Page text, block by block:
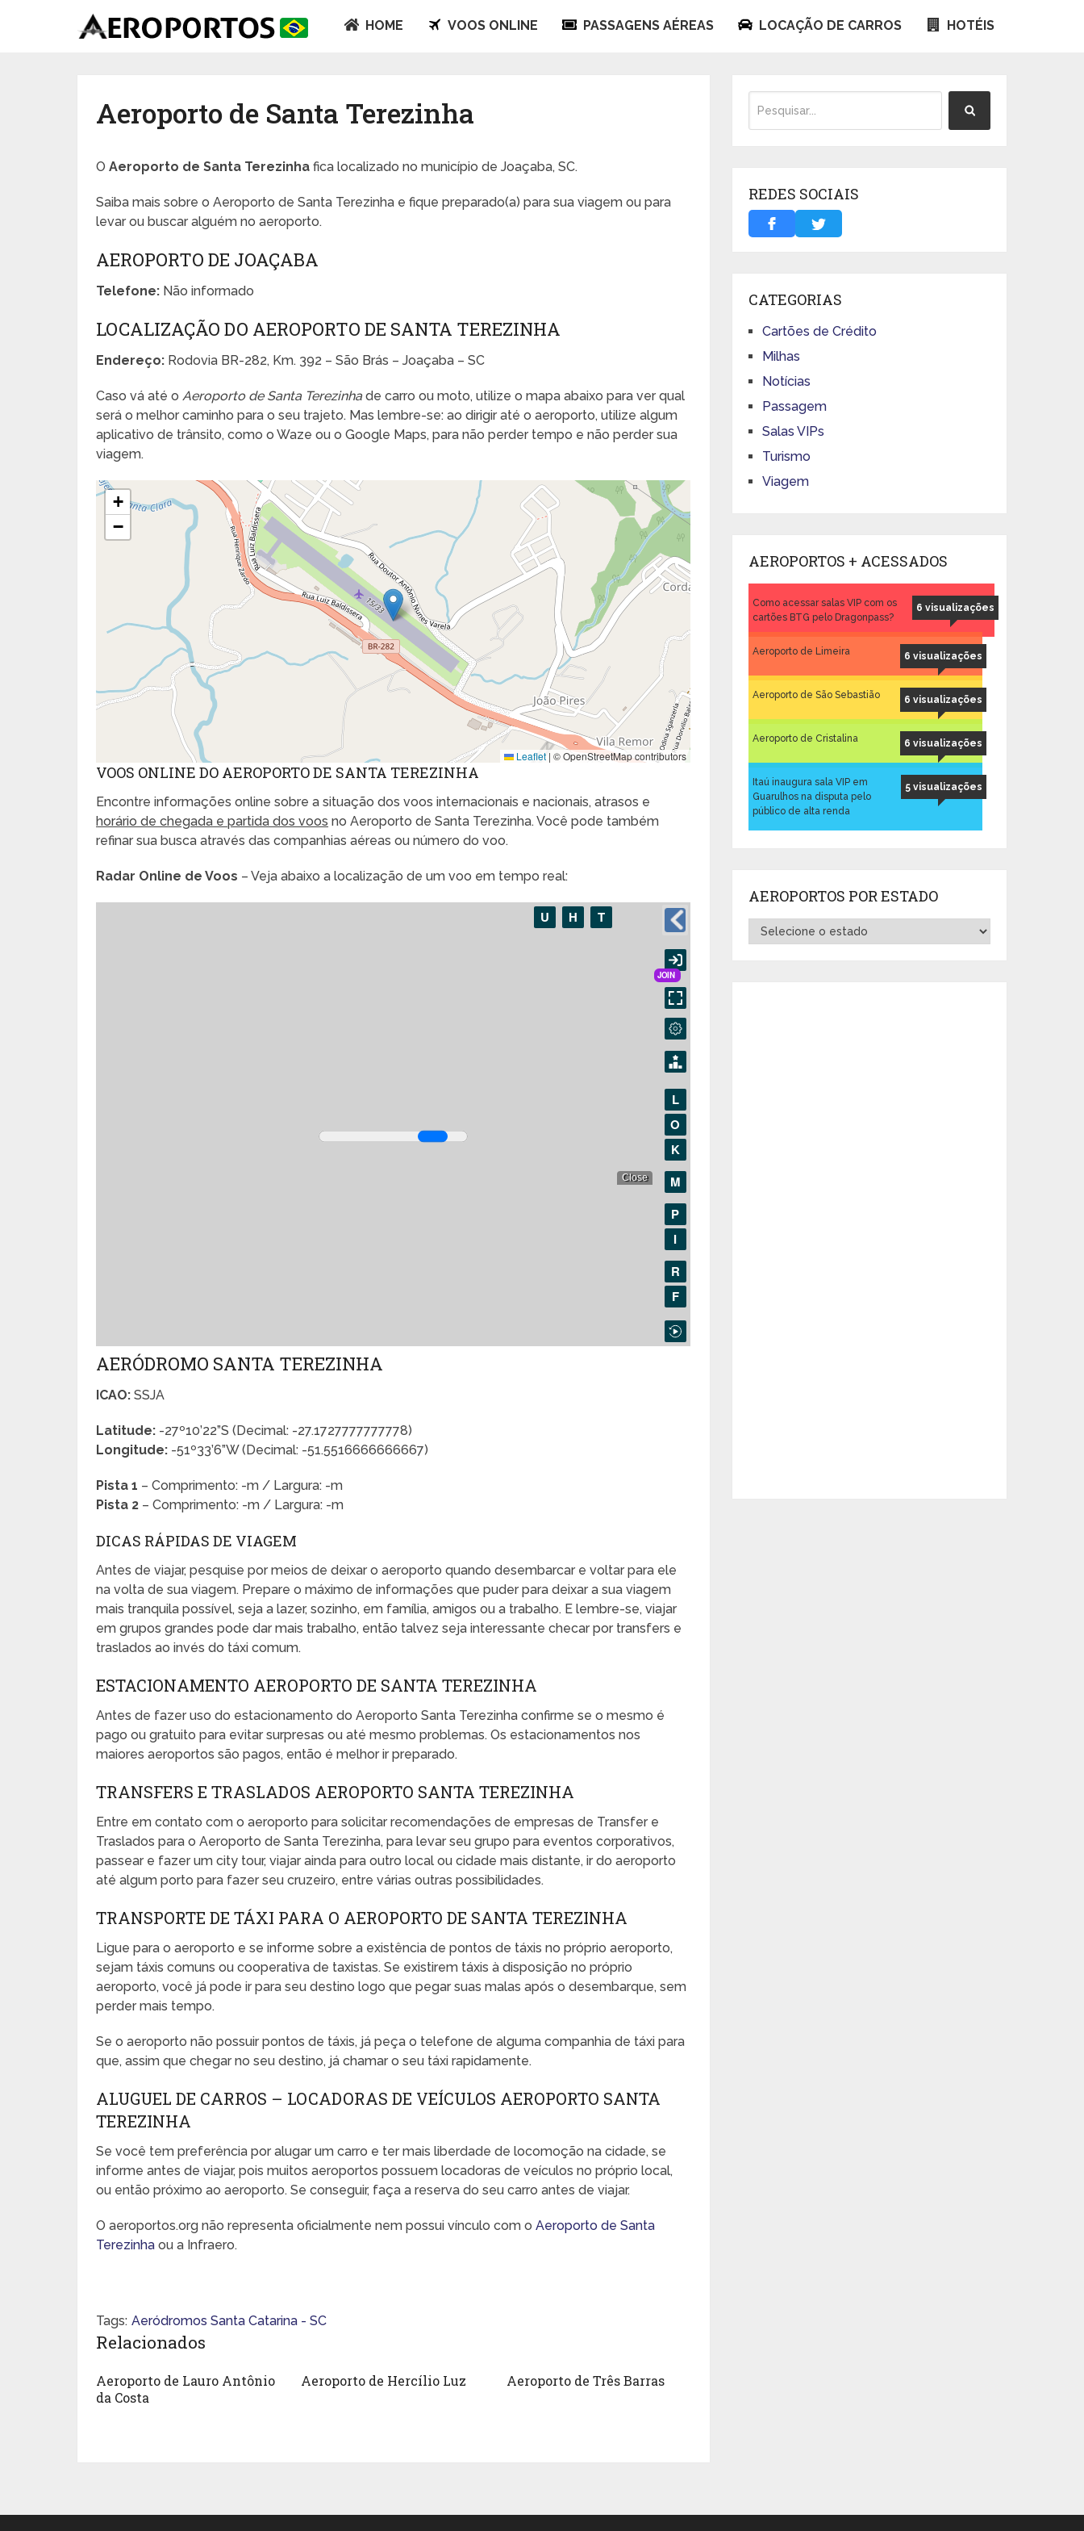
HOME VOOS ONLINE PASSAGENS AÉREAS LOCAÇÃO DE CARROS HOTÉIS
Aeroporto de Santa Terezinha
OAeroporto de Santa Terezinha fica localizado no município de Joaçaba, SC.
Saiba mais sobre o Aeroporto de Santa Terezinha e fique preparado(a) para sua viagem ou para
levar ou buscar alguém no aeroporto.
AEROPORTO DE JOAÇABA
Telefone: Não informado
LOCALIZAÇÃO DO AEROPORTO DE SANTA TEREZINHA
Endereço: Rodovia BR-282, Km. 392 – São Brás – Joaçaba – SC
Caso vá até o Aeroporto de Santa Terezinhade carro ou moto, utilize o mapa abaixo para ver qual
será o melhor caminho para o seu trajeto. Mas lembre-se: ao dirigir até o aeroporto, utilize algum
aplicativo de trânsito, como o Waze ou o Google Maps, para não perder tempo e não perder sua
viagem.
+
−
Leaflet | © OpenStreetMap contributors
VOOS ONLINE DO AEROPORTO DE SANTA TEREZINHA
Encontre informações online sobre a situação dos voos internacionais e nacionais, atrasos e
horário de chegada e partida dos voos no Aeroporto de Santa Terezinha. Você pode também
refinar sua busca através das companhias aéreas ou número do voo.
Radar Online de Voos – Veja abaixo a localização de um voo em tempo real:
AERÓDROMO SANTA TEREZINHA
ICAO: SSJA
Latitude: -27º10’22”S (Decimal: -27.1727777777778)
Longitude: -51º33’6”W (Decimal: -51.5516666666667)
Pista 1 – Comprimento: -m / Largura: -m
Pista 2 – Comprimento: -m / Largura: -m
DICAS RÁPIDAS DE VIAGEM
Antes de viajar, pesquise por meios de deixar o aeroporto quando desembarcar e voltar para ele
na volta de sua viagem. Prepare o máximo de informações que puder para deixar a sua viagem
mais tranquila possível, seja a lazer, sozinho, em família, amigos ou a trabalho. E lembre-se, viajar
em grupos grandes pode dar mais trabalho, então talvez seja interessante checar por transfers e
traslados ao invés do táxi comum.
ESTACIONAMENTO AEROPORTO DE SANTA TEREZINHA
Antes de fazer uso do estacionamento do Aeroporto Santa Terezinha confirme se o mesmo é
pago ou gratuito para evitar surpresas ou até mesmo problemas. Os estacionamentos nos
maiores aeroportos são pagos, então é melhor ir preparado.
TRANSFERS E TRASLADOS AEROPORTO SANTA TEREZINHA
Entre em contato com o aeroporto para solicitar recomendações de empresas de Transfer e
Traslados para o Aeroporto de Santa Terezinha, para levar seu grupo para eventos corporativos,
passear e fazer um city tour, viajar ainda para outro local ou cidade mais distante, ir do aeroporto
até algum porto para fazer seu cruzeiro, entre várias outras possibilidades.
TRANSPORTE DE TÁXI PARA O AEROPORTO DE SANTA TEREZINHA
Ligue para o aeroporto e se informe sobre a existência de pontos de táxis no próprio aeroporto,
sejam táxis comuns ou cooperativa de taxistas. Se existirem táxis à disposição no próprio
aeroporto, você já pode ir para seu destino logo que pegar suas malas após o desembarque, sem
perder mais tempo.
Se o aeroporto não possuir pontos de táxis, já peça o telefone de alguma companhia de táxi para
que, assim que chegar no seu destino, já chamar o seu táxi rapidamente.
ALUGUEL DE CARROS – LOCADORAS DE VEÍCULOS AEROPORTO SANTA
TEREZINHA
Se você tem preferência por alugar um carro e ter mais liberdade de locomoção na cidade, se
informe antes de viajar, pois muitos aeroportos possuem locadoras de veículos no próprio local,
ou então próximo ao aeroporto. Se conseguir, faça a reserva do seu carro antes de viajar.
O aeroportos.org não representa oficialmente nem possui vínculo com oAeroporto de Santa
Terezinha ou a Infraero.
Tags: Aeródromos Santa Catarina - SC
Relacionados
Aeroporto de Lauro Antônio
da Costa
Aeroporto de Hercílio Luz Aeroporto de Três Barras
REDES SOCIAIS
CATEGORIAS
Cartões de Crédito
Milhas
Notícias
Passagem
Salas VIPs
Turismo
Viagem
AEROPORTOS + ACESSADOS
6 visualizações
Como acessar salas VIP com os
cartões BTG pelo Dragonpass?
6 visualizações
Aeroporto de Limeira
6 visualizações
Aeroporto de São Sebastião
6 visualizações
Aeroporto de Cristalina
5 visualizações
Itaú inaugura sala VIP em
Guarulhos na disputa pelo
público de alta renda
AEROPORTOS POR ESTADO
Aeroportos
por